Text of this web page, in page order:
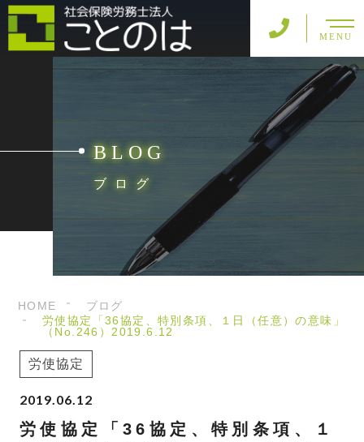
MENU
BLOG
ブログ
HOME
ブログ
労使協定「36協定、特別条項、１日（任意）の意味」
（No.246）2019.6.12
労使協定
2019.06.12
労使協定「36協定、特別条項、１